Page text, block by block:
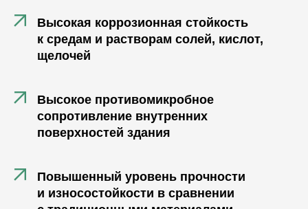
Высокая коррозионная стойкость
к средам и растворам солей, кислот,
щелочей
Высокое противомикробное
сопротивление внутренних
поверхностей здания
Повышенный уровень прочности
и износостойкости в сравнении